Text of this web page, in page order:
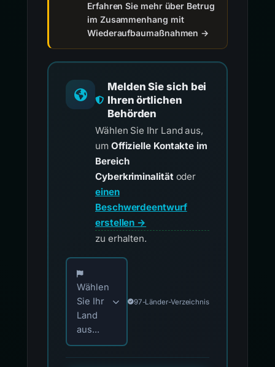
Erfahren Sie mehr über Betrug
im Zusammenhang mit
Wiederaufbaumaßnahmen →
Melden Sie sich bei
Ihren örtlichen
Behörden
Wählen Sie Ihr Land aus,
um Offizielle Kontakte im
Bereich
Cyberkriminalitätoder
einen
Beschwerdeentwurf
erstellen →
zu erhalten.
Wählen Sie Ihr Land für offizielle
Wählen
Sie Ihr
Land
aus...
97-Länder-Verzeichnis